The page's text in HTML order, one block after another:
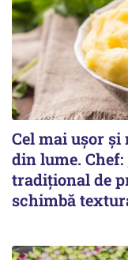
Cel mai ușor
din lume.
tradițional de
schimbă